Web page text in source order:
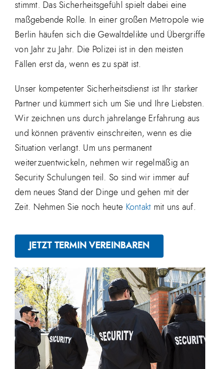
stimmt. Das Sicherheitsgefühl spielt dabei eine
maßgebende Rolle. In einer großen Metropole wie
Berlin häufen sich die Gewaltdelikte und Übergriffe
von Jahr zu Jahr. Die Polizei ist in den meisten
Fällen erst da, wenn es zu spät ist.
Unser kompetenter Sicherheitsdienst ist Ihr starker
Partner und kümmert sich um Sie und Ihre Liebsten.
Wir zeichnen uns durch jahrelange Erfahrung aus
und können präventiv einschreiten, wenn es die
Situation verlangt. Um uns permanent
weiterzuentwickeln, nehmen wir regelmäßig an
Security Schulungen teil. So sind wir immer auf
dem neues Stand der Dinge und gehen mit der
Zeit. Nehmen Sie noch heute Kontakt mit uns auf.
JETZT TERMIN VEREINBAREN